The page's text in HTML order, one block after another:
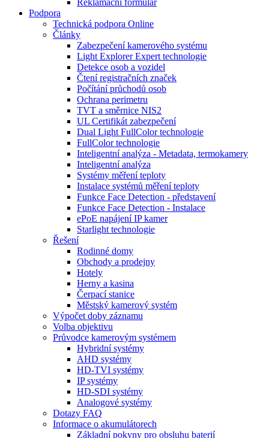
Reklamační formulář
Podpora
Technická podpora Online
Články
Zabezpečení kamerového systému
Light Explorer Expert technologie
Detekce osob a vozidel
Čtení registračních značek
Počítání průchodů osob
Ochrana perimetru
TVT a směrnice NIS2
UL Certifikát zabezpečení
Dual Light FullColor technologie
FullColor technologie
Inteligentní analýza - Metadata, termokamery
Inteligentní analýza
Systémy měření teploty
Instalace systémů měření teploty
Funkce Face Detection - představení
Funkce Face Detection - Instalace
ePoE napájení IP kamer
Starlight technologie
Řešení
Rodinné domy
Obchody a prodejny
Hotely
Herny a kasina
Čerpací stanice
Městský kamerový systém
Výpočet doby záznamu
Volba objektivu
Průvodce kamerovým systémem
Hybridní systémy
AHD systémy
HD-TVI systémy
IP systémy
HD-SDI systémy
Analogové systémy
Dotazy FAQ
Informace o akumulátorech
Základní pokyny pro obsluhu baterií